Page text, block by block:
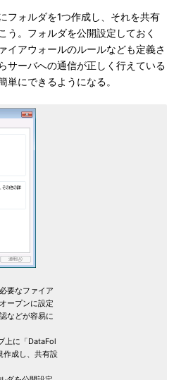
フォルダを1つ作成し、それを共有
う。フォルダを公開設定しておく
イアウォールのルールなども定義さ
サーバへの通信が正しく行えている
単にできるようになる。
要なファイア
ープンに設定
などが容易に
上に「DataFol
作成し、共有設